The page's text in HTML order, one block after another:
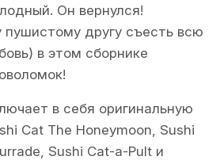
Он вернулся!
другу съесть всю
в этом сборнике
в себя оригинальную
Cat The Honeymoon, Sushi
Sushi Cat-a-Pult и